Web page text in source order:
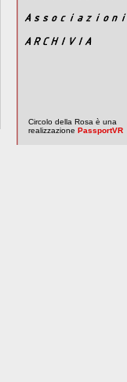
Circolo della Rosa è una
realizzazione PassportVR